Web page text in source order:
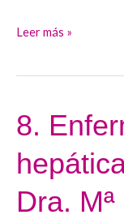
Javier
Leer más »
8.
Dra.
8.
Enfermedades
hepáticas